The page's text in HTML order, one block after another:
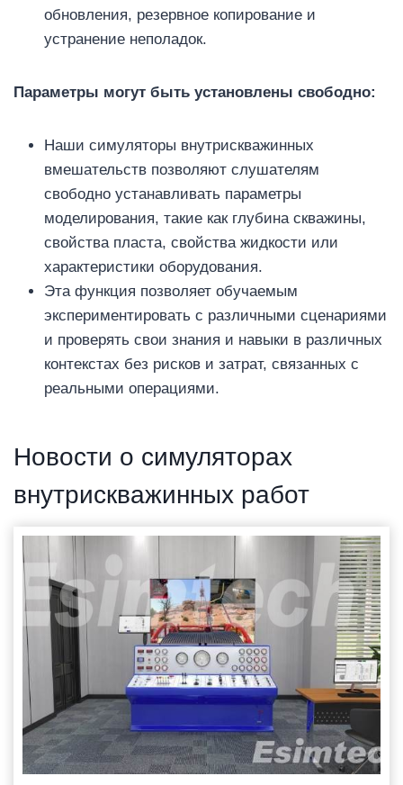
обновления, резервное копирование и
устранение неполадок.
Параметры могут быть установлены свободно:
Наши симуляторы внутрискважинных
вмешательств позволяют слушателям
свободно устанавливать параметры
моделирования, такие как глубина скважины,
свойства пласта, свойства жидкости или
характеристики оборудования.
Эта функция позволяет обучаемым
экспериментировать с различными сценариями
и проверять свои знания и навыки в различных
контекстах без рисков и затрат, связанных с
реальными операциями.
Новости о симуляторах
внутрискважинных работ